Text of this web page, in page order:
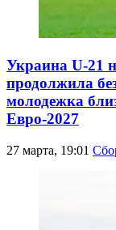
Украина U-21
продолжила
молодежка
Евро-2027
27 марта, 19:01